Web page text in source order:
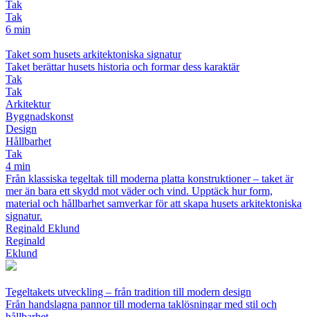
Tak
Tak
6 min
Taket som husets arkitektoniska signatur
Taket berättar husets historia och formar dess karaktär
Tak
Tak
Arkitektur
Byggnadskonst
Design
Hållbarhet
Tak
4 min
Från klassiska tegeltak till moderna platta konstruktioner – taket är
mer än bara ett skydd mot väder och vind. Upptäck hur form,
material och hållbarhet samverkar för att skapa husets arkitektoniska
signatur.
Reginald Eklund
Reginald
Eklund
Tegeltakets utveckling – från tradition till modern design
Från handslagna pannor till moderna taklösningar med stil och